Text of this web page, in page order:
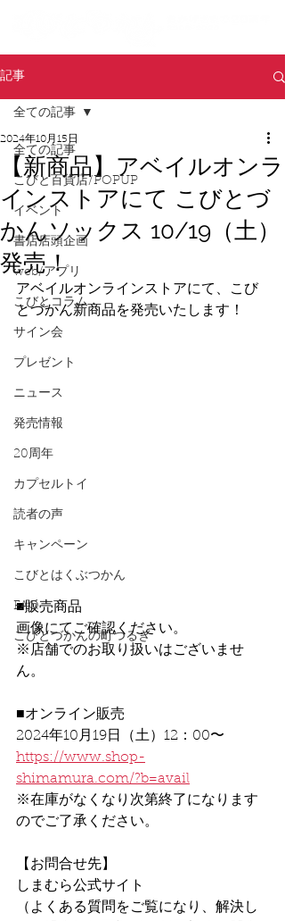
記事
全ての記事
こびと百貨店/POPUP
イベント
書店店頭企画
web/アプリ
こびとコラム
サイン会
プレゼント
ニュース
発売情報
20周年
カプセルトイ
読者の声
キャンペーン
こびとはくぶつかん
FAQ
こびとづかんの町つるぎ
全ての記事
【新商品】アベイルオンラ
インストアにて こびとづ
かんソックス 10/19（土）
発売！
2024年10月15日
アベイルオンラインストアにて、こび
とづかん新商品を発売いたします！
■販売商品
画像にてご確認ください。
※店舗でのお取り扱いはございませ
ん。
■オンライン販売
2024年10月19日（土）12：00〜
https://www.shop-
shimamura.com/?b=avail
※在庫がなくなり次第終了になります
のでご了承ください。
【お問合せ先】
しまむら公式サイト
（よくある質問をご覧になり、解決し